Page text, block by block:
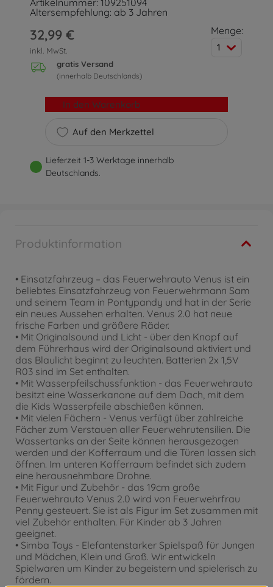
Artikelnummer: 109251094
Altersempfehlung: ab 3 Jahren
32,99 €
inkl. MwSt.
gratis Versand
(innerhalb Deutschlands)
Menge:
1
Auf den Merkzettel
In den Warenkorb
Lieferzeit 1-3 Werktage innerhalb
Deutschlands.
Produktinformation
• Einsatzfahrzeug – das Feuerwehrauto Venus ist ein
beliebtes Einsatzfahrzeug von Feuerwehrmann Sam
und seinem Team in Pontypandy und hat in der Serie
ein neues Aussehen erhalten. Venus 2.0 hat neue
frische Farben und größere Räder.
• Mit Originalsound und Licht - über den Knopf auf
dem Führerhaus wird der Originalsound aktiviert und
das Blaulicht beginnt zu leuchten. Batterien 2x 1,5V
R03 sind im Set enthalten.
• Mit Wasserpfeilschussfunktion - das Feuerwehrauto
besitzt eine Wasserkanone auf dem Dach, mit dem
die Kids Wasserpfeile abschießen können.
• Mit vielen Fächern - Venus verfügt über zahlreiche
Fächer zum Verstauen aller Feuerwehrutensilien. Die
Wassertanks an der Seite können herausgezogen
werden und der Kofferraum und die Türen lassen sich
öffnen. Im unteren Kofferraum befindet sich zudem
eine herausnehmbare Drohne.
• Mit Figur und Zubehör - das 19cm große
Feuerwehrauto Venus 2.0 wird von Feuerwehrfrau
Penny gesteuert. Sie ist als Figur im Set zusammen mit
viel Zubehör enthalten. Für Kinder ab 3 Jahren
geeignet.
• Simba Toys - Elefantenstarker Spielspaß für Jungen
und Mädchen, Klein und Groß. Wir entwickeln
Spielwaren um Kinder zu begeistern und spielerisch zu
fördern.